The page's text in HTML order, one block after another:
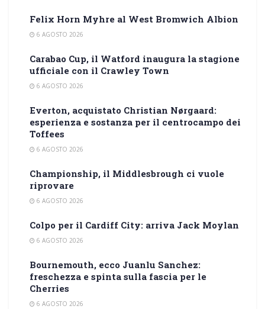
Felix Horn Myhre al West Bromwich Albion
6 AGOSTO 2026
Carabao Cup, il Watford inaugura la stagione
ufficiale con il Crawley Town
6 AGOSTO 2026
Everton, acquistato Christian Nørgaard:
esperienza e sostanza per il centrocampo dei
Toffees
6 AGOSTO 2026
Championship, il Middlesbrough ci vuole
riprovare
6 AGOSTO 2026
Colpo per il Cardiff City: arriva Jack Moylan
6 AGOSTO 2026
Bournemouth, ecco Juanlu Sanchez:
freschezza e spinta sulla fascia per le
Cherries
6 AGOSTO 2026